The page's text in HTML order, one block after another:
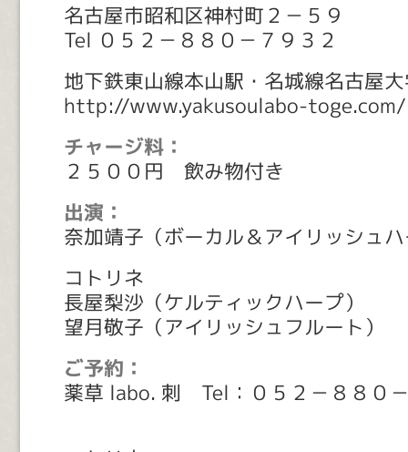
名古屋市昭和区神村町２－５９
Tel ０５２－８８０－７９３２
地下鉄東山線本山駅・名城線名古屋
http://www.yakusoulabo-
チャージ料：
２５００円 飲み物付き
出演：
奈加靖子（ボーカル＆アイリッシュ
コトリネ
長屋梨沙（ケルティックハープ）
望月敬子（アイリッシュフルート）
ご予約：
薬草 labo. 刺 Tel：０５２－８８０